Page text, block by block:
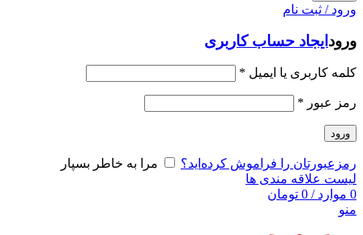
ورود / ثبت نام
ورود ایجاد حساب کاربری
کلمه کاربری یا ایمیل *
رمز عبور *
ورود
رمزعبورتان را فراموش کرده‌اید؟
مرا به خاطر بسپار
لیست علاقه مندی ها
0 موارد /
0 تومان
منو